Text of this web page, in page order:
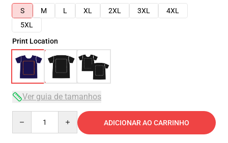
S
M L XL 2XL 3XL
4XL
5XL
Print Location
Ver guia de tamanhos
ADICIONAR AO CARRINHO